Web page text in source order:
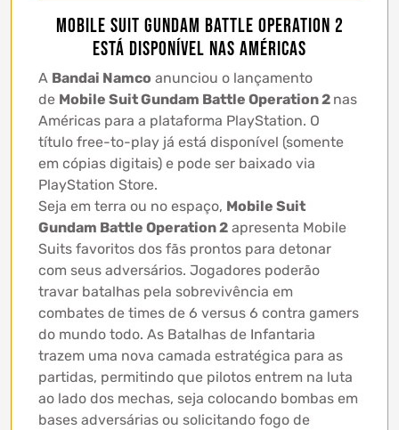
Mobile Suit Gundam Battle Operation 2
está disponível nas Américas
A Bandai Namco anunciou o lançamento
de Mobile Suit Gundam Battle Operation 2 nas
Américas para a plataforma PlayStation. O
título free-to-play já está disponível (somente
em cópias digitais) e pode ser baixado via
PlayStation Store.
Seja em terra ou no espaço, Mobile Suit
Gundam Battle Operation 2 apresenta Mobile
Suits favoritos dos fãs prontos para detonar
com seus adversários. Jogadores poderão
travar batalhas pela sobrevivência em
combates de times de 6 versus 6 contra gamers
do mundo todo. As Batalhas de Infantaria
trazem uma nova camada estratégica para as
partidas, permitindo que pilotos entrem na luta
ao lado dos mechas, seja colocando bombas em
bases adversárias ou solicitando fogo de